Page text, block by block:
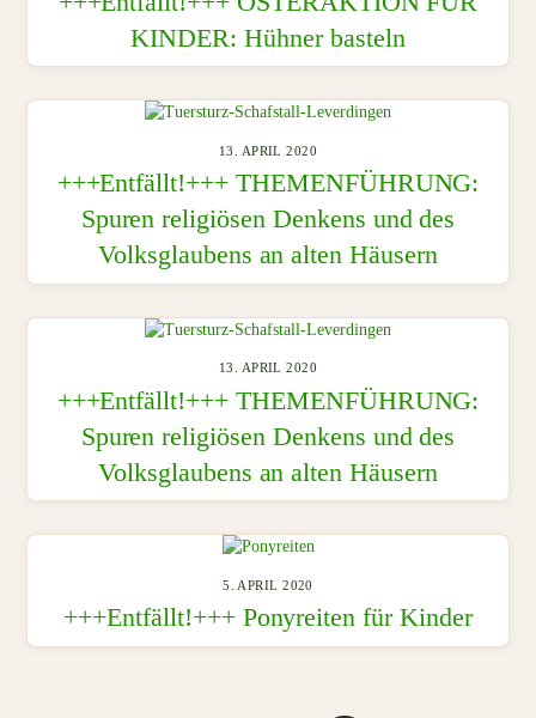
KINDER: Hühner basteln
13. APRIL 2020
+++Entfällt!+++ THEMENFÜHRUNG:
Spuren religiösen Denkens und des
Volksglaubens an alten Häusern
13. APRIL 2020
+++Entfällt!+++ THEMENFÜHRUNG:
Spuren religiösen Denkens und des
Volksglaubens an alten Häusern
5. APRIL 2020
+++Entfällt!+++ Ponyreiten für Kinder